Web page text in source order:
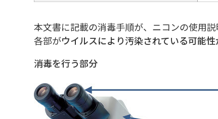
本文書に記載の消毒手順が、ニコンの使用
各部がウイルスにより汚染されている可能
消毒を行う部分